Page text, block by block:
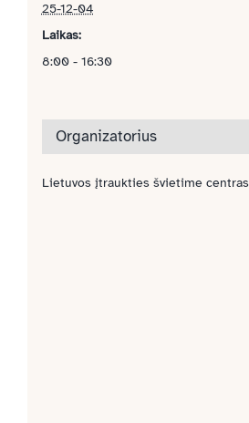
25-12-04
Laikas:
8:00 - 16:30
Organizatorius
Lietuvos įtraukties švietime centras